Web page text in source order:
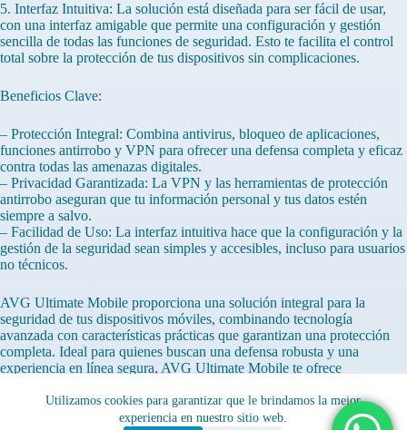
Utilizamos cookies para garantizar que le brindamos la mejor
experiencia en nuestro sitio web.
5. Interfaz Intuitiva: La solución está diseñada para ser fácil de usar,
con una interfaz amigable que permite una configuración y gestión
sencilla de todas las funciones de seguridad. Esto te facilita el control
total sobre la protección de tus dispositivos sin complicaciones.
Beneficios Clave:
– Protección Integral: Combina antivirus, bloqueo de aplicaciones,
funciones antirrobo y VPN para ofrecer una defensa completa y eficaz
contra todas las amenazas digitales.
– Privacidad Garantizada: La VPN y las herramientas de protección
antirrobo aseguran que tu información personal y tus datos estén
siempre a salvo.
– Facilidad de Uso: La interfaz intuitiva hace que la configuración y la
gestión de la seguridad sean simples y accesibles, incluso para usuarios
no técnicos.
AVG Ultimate Mobile proporciona una solución integral para la
seguridad de tus dispositivos móviles, combinando tecnología
avanzada con características prácticas que garantizan una protección
completa. Ideal para quienes buscan una defensa robusta y una
experiencia en línea segura, AVG Ultimate Mobile te ofrece
privacidad estén siempre protegidos.